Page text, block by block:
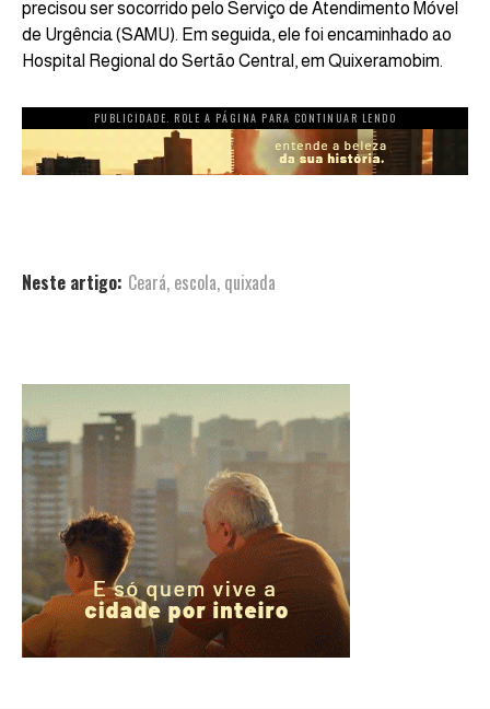
precisou ser socorrido pelo Serviço de Atendimento Móvel
de Urgência (SAMU). Em seguida, ele foi encaminhado ao
Hospital Regional do Sertão Central, em Quixeramobim.
PUBLICIDADE. ROLE A PÁGINA PARA CONTINUAR LENDO
Neste artigo: Ceará, escola, quixada